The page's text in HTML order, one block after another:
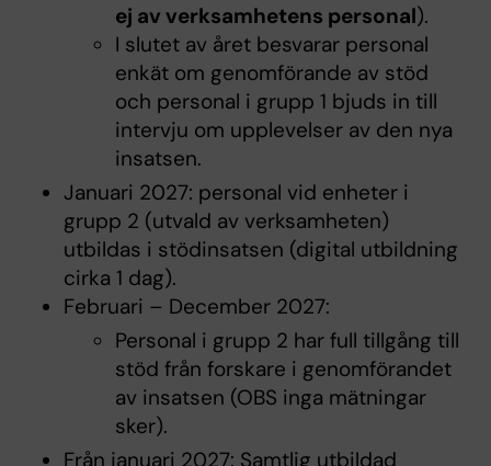
ej av verksamhetens personal).
I slutet av året besvarar personal
enkät om genomförande av stöd
och personal i grupp 1 bjuds in till
intervju om upplevelser av den nya
insatsen.
Januari 2027: personal vid enheter i
grupp 2 (utvald av verksamheten)
utbildas i stödinsatsen (digital utbildning
cirka 1 dag).
Februari – December 2027:
Personal i grupp 2 har full tillgång till
stöd från forskare i genomförandet
av insatsen (OBS inga mätningar
sker).
Från januari 2027: Samtlig utbildad